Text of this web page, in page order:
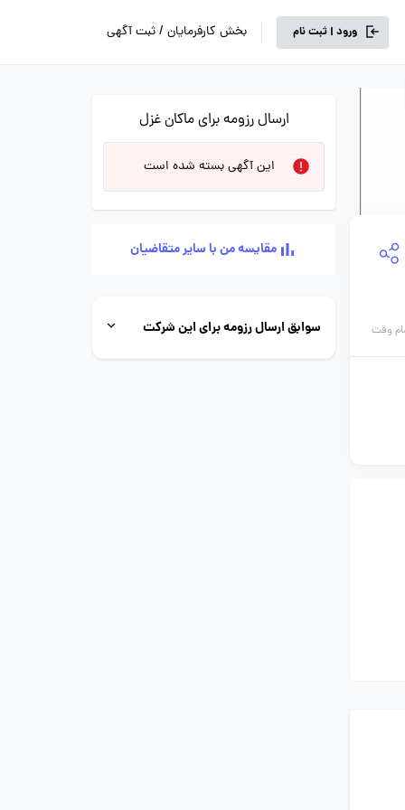
ورود | ثبت نام بخش کارفرمایان / ثبت آگهی
وقت
ارسال رزومه برای ماکان غزل
این آگهی بسته شده است
مقایسه من با سایر متقاضیان
سوابق ارسال رزومه برای این شرکت